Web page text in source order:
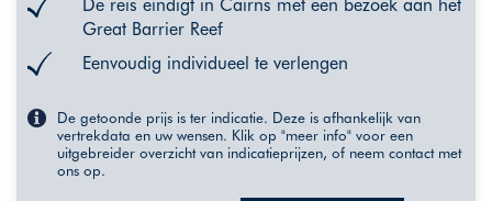
De reis eindigt in Cairns met een bezoek aan het
Great Barrier Reef
Eenvoudig individueel te verlengen
De getoonde prijs is ter indicatie. Deze is afhankelijk van
vertrekdata en uw wensen. Klik op "meer info" voor een
uitgebreider overzicht van indicatieprijzen, of neem contact met
ons op.